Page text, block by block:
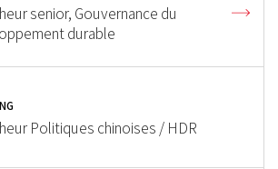
senior, Gouvernance du
durable
Politiques chinoises / HDR